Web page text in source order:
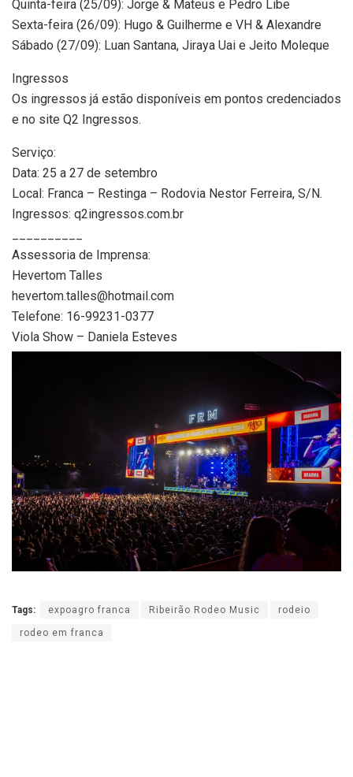
Quinta-feira (25/09): Jorge & Mateus e Pedro Libe
Sexta-feira (26/09): Hugo & Guilherme e VH & Alexandre
Sábado (27/09): Luan Santana, Jiraya Uai e Jeito Moleque
Ingressos
Os ingressos já estão disponíveis em pontos credenciados
e no site Q2 Ingressos.
Serviço:
Data: 25 a 27 de setembro
Local: Franca – Restinga – Rodovia Nestor Ferreira, S/N.
Ingressos: q2ingressos.com.br
Assessoria de Imprensa:
Hevertom Talles
hevertom.talles@hotmail.com
Telefone: 16-99231-0377
Viola Show – Daniela Esteves
Tags: expoagro franca Ribeirão Rodeo Music rodeio
rodeo em franca